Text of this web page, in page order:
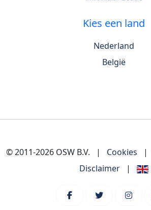
Kies een land
Nederland
België
© 2011-2026 OSW B.V. | Cookies |
Disclaimer
|